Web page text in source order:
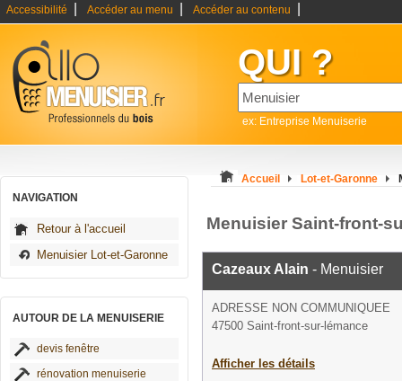
Accessibilité Accéder au menu Accéder au contenu
QUI ?
ex: Entreprise Menuiserie
NAVIGATION
Retour à l'accueil
Menuisier Lot-et-Garonne
AUTOUR DE LA MENUISERIE
devis fenêtre
rénovation menuiserie
Accueil Lot-et-Garonne
Menuisier Saint-front-
Cazeaux Alain - Menuisier
ADRESSE NON COMMUNIQUEE
47500 Saint-front-sur-lémance
Afficher les détails